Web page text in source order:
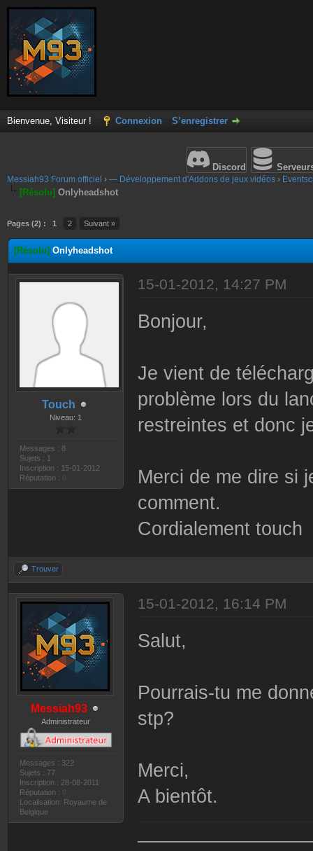
Bienvenue, Visiteur ! Connexion S’enregistrer
Discord
Messiah93 Forum officiel › — Développement d'Addons de jeux vidéos ›
[Résolu] Onlyheadshot
Pages (2) : 1 2 Suivant »
[Résolu] Onlyheadshot
Touch
Niveau: 1
Messages : 8
Sujets : 1
Inscription : 15-01-2012
Réputation :
15-01-2012, 14:27 PM
Bonjour,
Je vient de
problème lors du
restreintes et donc
Merci de me dire si
comment.
Cordialement touch
Trouver
Messiah93
Administrateur
Messages : 322
Sujets : 77
Inscription : 28-08-2011
Réputation :
Localisation: Royaume de
Belgique
15-01-2012, 16:14 PM
Salut,
Pourrais-tu me
stp?
Merci,
A bientôt.